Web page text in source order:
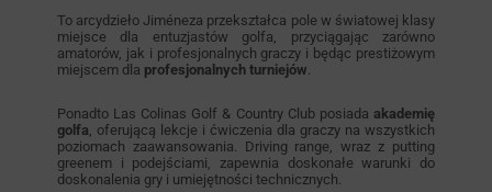
To arcydzieło Jiméneza przekształca pole w światowej klasy
miejsce dla entuzjastów golfa, przyciągając zarówno
amatorów, jak i profesjonalnych graczy i będąc prestiżowym
miejscem dla profesjonalnych turniejów.
Ponadto Las Colinas Golf & Country Club posiadaakademię
golfa, oferującą lekcje i ćwiczenia dla graczy na wszystkich
poziomach zaawansowania. Driving range, wraz z putting
greenem i podejściami, zapewnia doskonałe warunki do
doskonalenia gry i umiejętności technicznych.